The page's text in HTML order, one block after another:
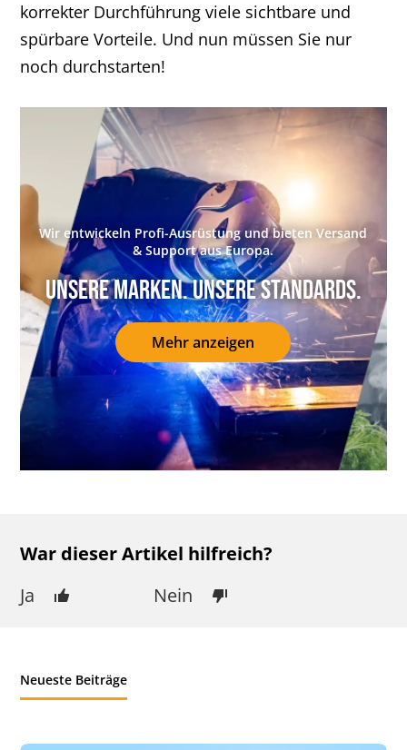
korrekter Durchführung viele sichtbare und
spürbare Vorteile. Und nun müssen Sie nur
noch durchstarten!
Wir entwickeln Profi-Ausrüstung und bieten Versand
& Support aus Europa.
Unsere Marken. Unsere Standards.
Mehr anzeigen
War dieser Artikel hilfreich?
Ja
Nein
Neueste Beiträge